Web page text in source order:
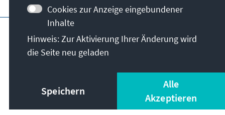
Hauptseite der KAS
Nutzungsbedingungen
Erklärung zur Barrierefreiheit
© Konrad-Adenauer-Stiftung e.V. 2026
Cookies zur Anzeige eingebundener
Inhalte
Hinweis: Zur Aktivierung Ihrer Änderung wird
die Seite neu geladen
Speichern
Alle
Akzeptieren